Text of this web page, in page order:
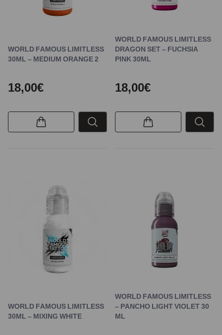
WORLD FAMOUS LIMITLESS
30ML – MEDIUM ORANGE 2
18,00€
WORLD FAMOUS LIMITLESS
DRAGON SET – FUCHSIA
PINK 30ML
18,00€
WORLD FAMOUS LIMITLESS
30ML – MIXING WHITE
WORLD FAMOUS LIMITLESS
– PANCHO LIGHT VIOLET 30
ML